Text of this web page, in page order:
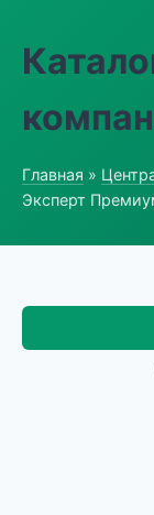
Главная »
Эксперт